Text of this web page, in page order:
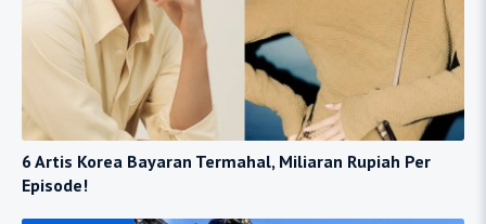
6 Artis Korea Bayaran Termahal, Miliaran Rupiah Per
Episode!